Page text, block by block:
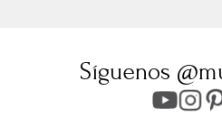
Síguenos